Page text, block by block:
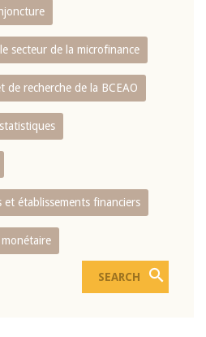
secteur de la microfinance
de recherche de la BCEAO
établissements financiers